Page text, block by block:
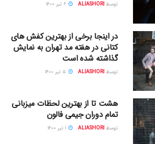
توسط ALIASHORI ۶ تیر ۱۴۰۰
در اینجا برخی از بهترین کفش های
کتانی در هفته مد تهران به نمایش
گذاشته شده است
توسط ALIASHORI
هشت تا از بهترین لحظات میزبانی
تمام دوران جیمی فالون
توسط ALIASHORI ۱ تیر ۱۴۰۰